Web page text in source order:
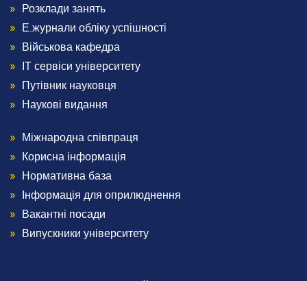
Menu
Footer
3
Розклади занять
Е.журнали обліку успішності
Військова кафедра
ІТ сервіси університету
Путівник науковця
Наукові видання
Menu
Footer
4
Міжнародна співпраця
Корисна інформація
Нормативна база
Інформація для оприлюднення
Вакантні посади
Випускники університету